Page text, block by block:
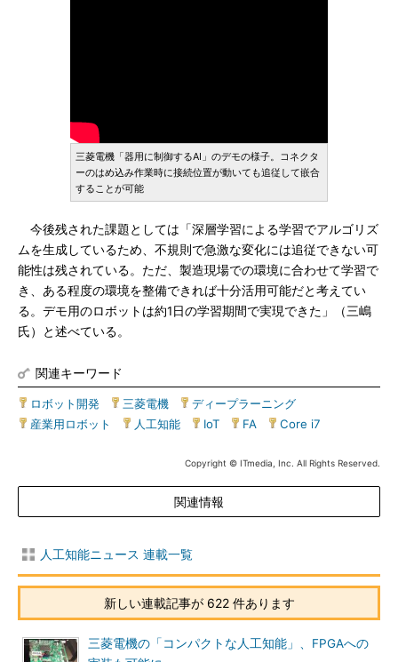
三菱電機「器用に制御するAI」のデモの様子。コネクタ
ーのはめ込み作業時に接続位置が動いても追従して嵌合
することが可能
今後残された課題としては「深層学習による学習でアルゴリズ
ムを生成しているため、不規則で急激な変化には追従できない可
能性は残されている。ただ、製造現場での環境に合わせて学習で
き、ある程度の環境を整備できれば十分活用可能だと考えてい
る。デモ用のロボットは約1日の学習期間で実現できた」（三嶋
氏）と述べている。
関連キーワード
ロボット開発 三菱電機 ディープラーニング
産業用ロボット
人工知能 IoT FA Core i7
Copyright © ITmedia, Inc. All Rights Reserved.
関連情報
人工知能ニュース 連載一覧
新しい連載記事が 622 件あります
三菱電機の「コンパクトな人工知能」、FPGAへの